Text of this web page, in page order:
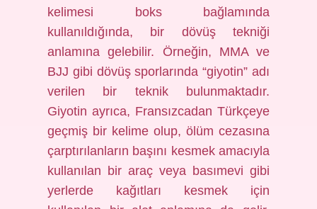
kelimesi boks bağlamında
kullanıldığında, bir dövüş tekniği
anlamına gelebilir. Örneğin, MMA ve
BJJ gibi dövüş sporlarında “giyotin” adı
verilen bir teknik bulunmaktadır.
Giyotin ayrıca, Fransızcadan Türkçeye
geçmiş bir kelime olup, ölüm cezasına
çarptırılanların başını kesmek amacıyla
kullanılan bir araç veya basımevi gibi
yerlerde kağıtları kesmek için